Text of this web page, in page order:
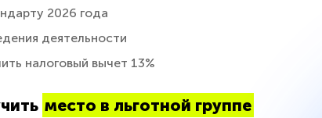
2026 года
деятельности
налоговый вычет 13%
место в льготной группе